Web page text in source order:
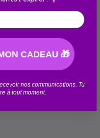
CADEAU 🎁
nos communications. Tu
à tout moment.